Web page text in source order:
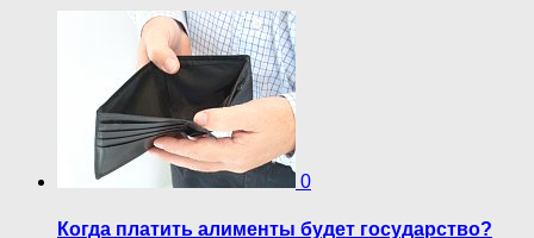
0
Когда платить алименты будет государство?